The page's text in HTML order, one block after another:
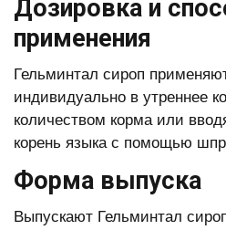
Дозировка и
применения
Гельминтал сироп
индивидуально в утреннее
количеством корма или
корень языка с помощью
Форма выпуска
Выпускают Гельминтал